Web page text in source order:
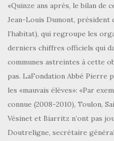
«Quinze ans après, le bilan de
Jean-Louis Dumont, président
l’habitat), qui regroupe les
derniers chiffres officiels qui
communes astreintes à cette
pas. LaFondation Abbé
les «mauvais élèves»: «Par
connue (2008-2010), Toulon,
Vésinet et Biarritz n’ont pas
Doutreligne, secrétaire